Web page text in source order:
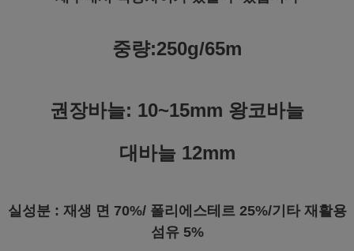
중량:250g/65m
권장바늘: 10~15mm 왕코바늘
대바늘 12mm
실성분 : 재생 면 70%/ 폴리에스테르 25%/기타 재활용
섬유 5%